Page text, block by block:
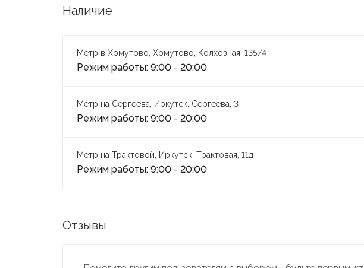
Наличие
Метр в Хомутово, Хомутово, Колхозная, 135/4
Режим работы: 9:00 - 20:00
Метр на Сергеева, Иркутск, Сергеева, 3
Режим работы: 9:00 - 20:00
Метр на Трактовой, Иркутск, Трактовая, 11д
Режим работы: 9:00 - 20:00
Отзывы